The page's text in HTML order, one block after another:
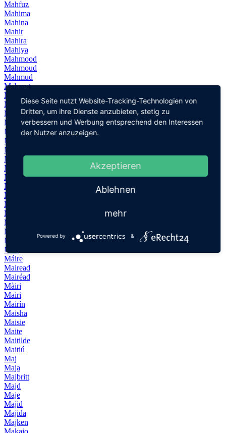
Mahfuz
Mahima
Mahina
Mahir
Mahira
Mahiya
Mahmood
Mahmoud
Mahmud
Mahmut
Mahoma
Mahrus
Mahtab
Mai
Máible
Maibrit
Maibritt
Maie
Maighread
Maija
Maik
Maike
Maikel
Maiken
Maiko
Mainio
Maino
Mair
Máire
Mairead
Mairéad
Màiri
Mairi
Mairín
Maisha
Maisie
Maite
Maitilde
Maitiú
Maj
Maja
Majbritt
Majd
Maje
Majid
Majida
Majken
Makaio
Diese Seite nutzt Website-Tracking-Technologien von
Dritten, um ihre Dienste anzubieten, stetig zu
verbessern und Werbung entsprechend den Interessen
der Nutzer anzuzeigen.
Akzeptieren
Ablehnen
mehr
Powered by &